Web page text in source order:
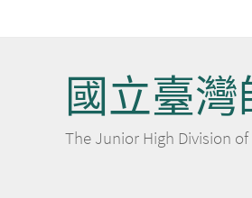
國立臺
The Junior High Division